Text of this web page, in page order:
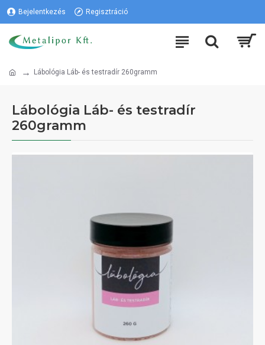
Bejelentkezés Regisztráció
Lábológia Láb- és testradír 260gramm
Lábológia Láb- és testradír
260gramm